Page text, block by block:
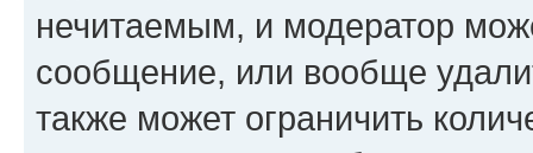
нечитаемым, и модератор
сообщение, или вообще
также может ограничить